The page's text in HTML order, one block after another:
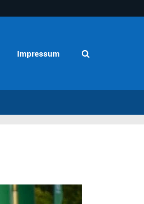
Impressum